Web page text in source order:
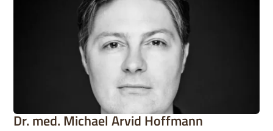
Dr. med. Michael Arvid Hoffmann